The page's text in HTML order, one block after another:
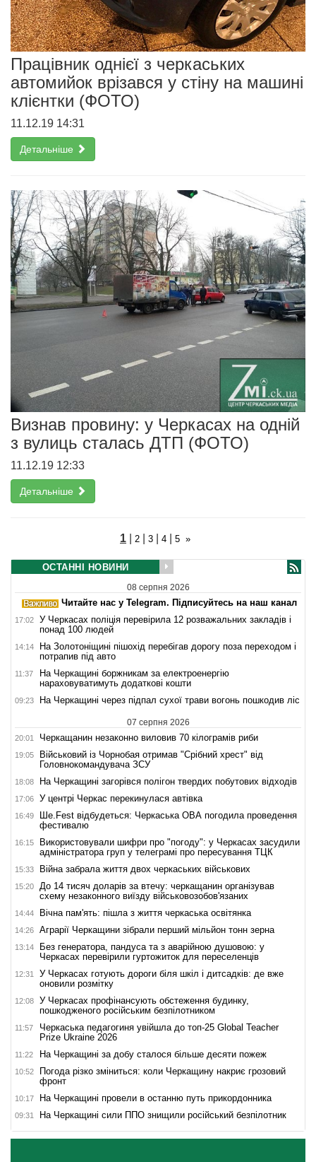
Працівник однієї з черкаських
автомийок врізався у стіну на машині
клієнтки (ФОТО)
11.12.19 14:31
Детальніше
Визнав провину: у Черкасах на одній
з вулиць сталась ДТП (ФОТО)
11.12.19 12:33
Детальніше
1 2 3 4 5 »
ОСТАННІ НОВИНИ
08 серпня 2026
Читайте нас у Telegram. Підписуйтесь на наш канал
17:02
У Черкасах поліція перевірила 12 розважальних закладів і
понад 100 людей
14:14
На Золотоніщині пішохід перебігав дорогу поза переходом і
потрапив під авто
11:37
На Черкащині боржникам за електроенергію
нараховуватимуть додаткові кошти
09:23 На Черкащині через підпал сухої трави вогонь пошкодив ліс
07 серпня 2026
20:01 Черкащанин незаконно виловив 70 кілограмів риби
19:05
Військовий із Чорнобая отримав "Срібний хрест" від
Головнокомандувача ЗСУ
18:08 На Черкащині загорівся полігон твердих побутових відходів
17:06 У центрі Черкас перекинулася автівка
16:49
Ше.Fest відбудеться: Черкаська ОВА погодила проведення
фестивалю
16:15
Використовували шифри про "погоду": у Черкасах засудили
адміністратора груп у телеграмі про пересування ТЦК
15:33 Війна забрала життя двох черкаських військових
15:20
До 14 тисяч доларів за втечу: черкащанин організував
схему незаконного виїзду військовозобов'язаних
14:44 Вічна пам'ять: пішла з життя черкаська освітянка
14:26 Аграрії Черкащини зібрали перший мільйон тонн зерна
13:14
Без генератора, пандуса та з аварійною душовою: у
Черкасах перевірили гуртожиток для переселенців
12:31
У Черкасах готують дороги біля шкіл і дитсадків: де вже
оновили розмітку
12:08
У Черкасах профінансують обстеження будинку,
пошкодженого російським безпілотником
11:57
Черкаська педагогиня увійшла до топ-25 Global Teacher
Prize Ukraine 2026
11:22 На Черкащині за добу сталося більше десяти пожеж
10:52
Погода різко зміниться: коли Черкащину накриє грозовий
фронт
10:17 На Черкащині провели в останню путь прикордонника
09:31 На Черкащині сили ППО знищили російський безпілотник